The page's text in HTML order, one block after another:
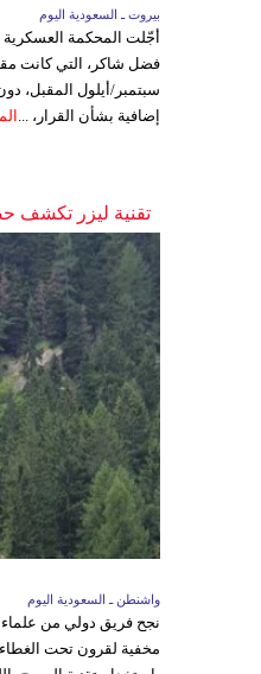
بيروت ـ السعودية اليوم
أجّلت المحكمة العسكرية
سبتمبر/أيلول المقبل،
إضافية بشأن القرار، ...
تقنية ليزر تكشف
واشنطن ـ السعودية اليوم
نجح فريق دولي من
مخفية لقرون تحت الغطاء